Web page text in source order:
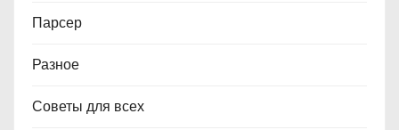
Парсер
Разное
Советы для всех